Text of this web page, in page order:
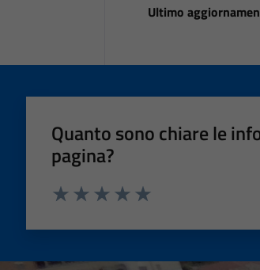
Ultimo
Quanto sono chiare le
pagina?